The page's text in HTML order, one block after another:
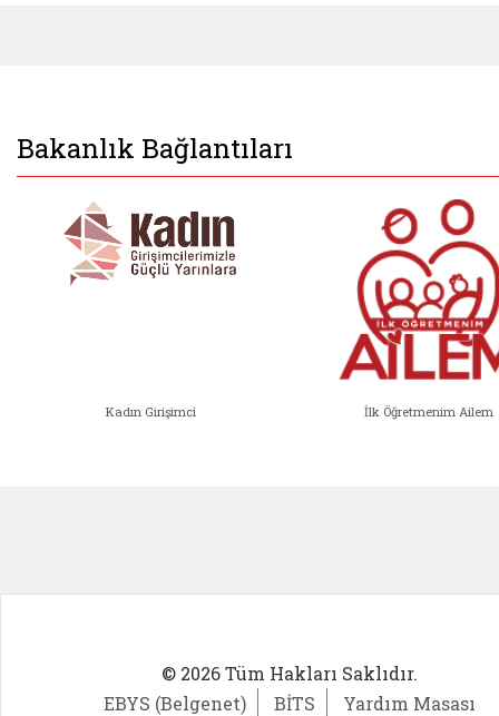
Bakanlık Bağlantıları
Kadın Girişimci İlk Öğretmenim Ailem
© 2026 Tüm Hakları Saklıdır.
EBYS (Belgenet)
BİTS Yardım Masası